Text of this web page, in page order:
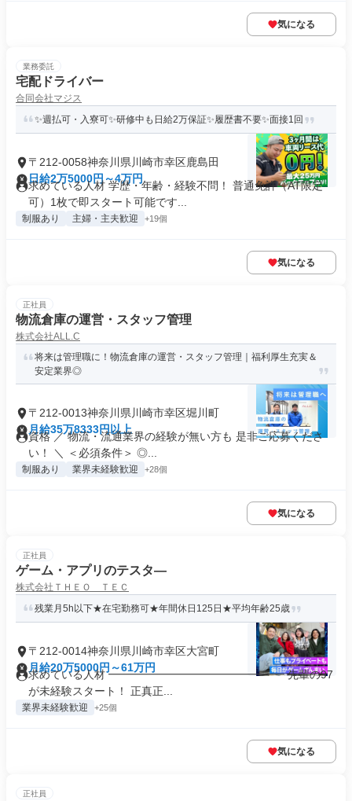
気になる
業務委託
宅配ドライバー
合同会社マジス
✨週払可・入寮可✨研修中も日給2万保証✨履歴書不要✨面接1回
〒212-0058神奈川県川崎市幸区鹿島田
日給2万5000円～4万円
求めている人材 学歴・年齢・経験不問！ 普通免許（AT限定
可）1枚で即スタート可能です...
制服あり 主婦・主夫歓迎 +19個
気になる
正社員
物流倉庫の運営・スタッフ管理
株式会社ALL.C
将来は管理職に！物流倉庫の運営・スタッフ管理｜福利厚生充実＆
安定業界◎
〒212-0013神奈川県川崎市幸区堀川町
月給35万8333円以上
資格 ／ 物流・流通業界の経験が無い方も 是非ご応募くださ
い！ ＼ ＜必須条件＞ ◎...
制服あり 業界未経験歓迎 +28個
気になる
正社員
ゲーム・アプリのテスタ―
株式会社ＴＨＥＯ ＴＥＣ
残業月5h以下★在宅勤務可★年間休日125日★平均年齢25歳
〒212-0014神奈川県川崎市幸区大宮町
月給20万5000円～61万円
求めている人材 ━━━━━━━━━━━━━━━━ 先輩の97
が未経験スタート！ 正真正...
業界未経験歓迎 +25個
気になる
正社員